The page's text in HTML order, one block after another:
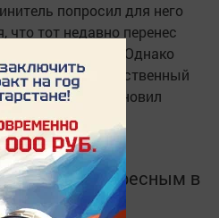
попросил для него
тот недавно перенес
сотрудничеству. Однако
его в следственный
райсуда постановил
и интересным в